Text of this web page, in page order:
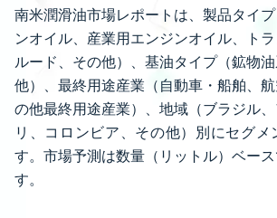
南米潤滑油市場レポートは、製品タイ
ンオイル、産業用エンジンオイル、ト
ルード、その他）、基油タイプ（鉱物
他）、最終用途産業（自動車・船舶、
の他最終用途産業）、地域（ブラジル
リ、コロンビア、その他）別にセグメ
す。市場予測は数量（リットル）ベー
す。